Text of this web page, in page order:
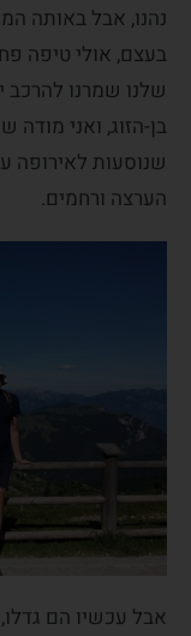
נהנו, אבל באותה
בעצם, אולי טיפה
שלנו שמרנו להרכב
בן-הזוג, ואני
שנוסעות לאירופה
הערצה ורחמים.
אבל עכשיו הם גדלו,